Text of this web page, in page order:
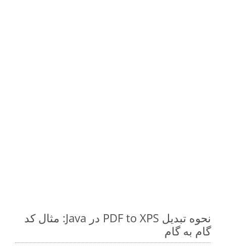
نحوه تبدیل PDF to XPS در Java: مثال کد
گام به گام